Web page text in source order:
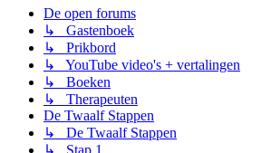
De open forums
↳ Gastenboek
↳ Prikbord
↳ YouTube video's + vertalingen
↳ Boeken
↳ Therapeuten
De Twaalf Stappen
↳ De Twaalf Stappen